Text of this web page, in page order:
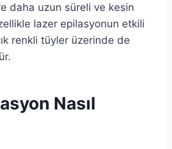
daha uzun süreli ve kesin
lazer epilasyonun etkili
renkli tüyler üzerinde de
Nasıl